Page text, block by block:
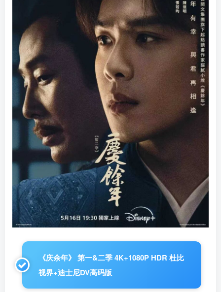
《庆余年》 第一&二季 4K+1080P HDR 杜比
视界+迪士尼DV高码版